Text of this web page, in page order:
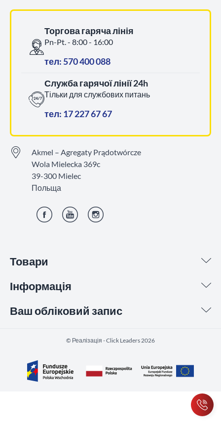
Товари
Інформація
Ваш обліковий запис
Торгова гаряча лінія
Pn-Pt. - 8:00 - 16:00
тел: 570 400 088
Служба гарячої лінії 24h
Тільки для службових питань
тел: 17 227 67 67
Akmel – Agregaty Prądotwórcze
Wola Mielecka 369c
39-300 Mielec
Польща
©️ Реалізація - Click Leaders 2026